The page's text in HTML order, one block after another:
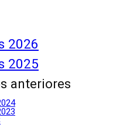
2026
2025
anteriores